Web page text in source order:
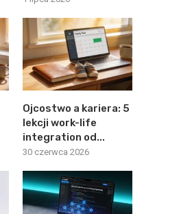
Ojcostwo a kariera: 5
lekcji work-life
integration od...
30 czerwca 2026